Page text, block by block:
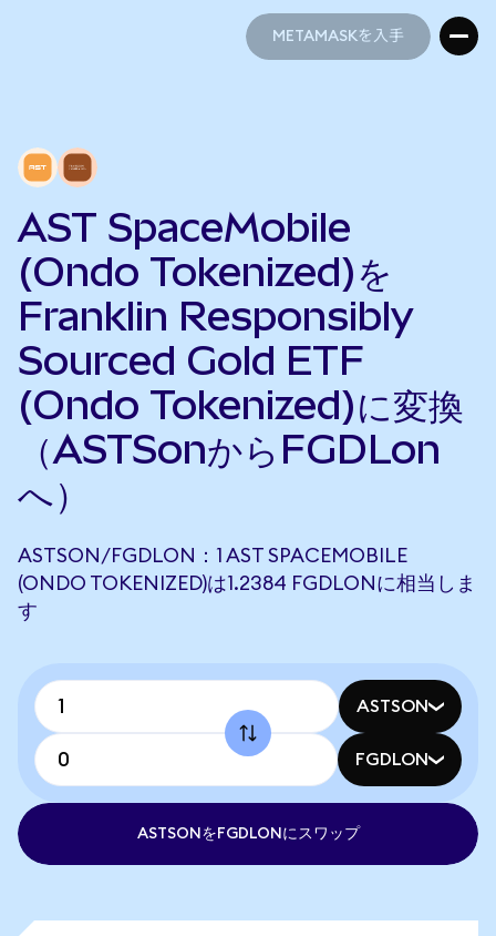
METAMASKを入手
AST SpaceMobile
(Ondo Tokenized)を
Franklin Responsibly
Sourced Gold ETF
(Ondo Tokenized)に変換
（ASTSonからFGDLon
へ）
ASTSON/FGDLON：1 AST SPACEMOBILE
(ONDO TOKENIZED)は1.2384 FGDLONに相当しま
す
ASTSON
FGDLON
ASTSONをFGDLONにスワップ